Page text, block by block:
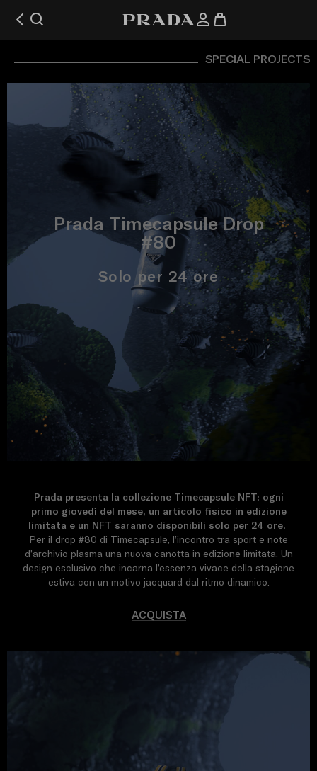
SPECIAL PROJECTS
Prada Timecapsule Drop
#80
Solo per 24 ore
Prada presenta la collezione Timecapsule NFT: ogni
primo giovedì del mese, un articolo fisico in edizione
limitata e un NFT saranno disponibili solo per 24 ore.
Per il drop #80 di Timecapsule, l’incontro tra sport e note
d’archivio plasma una nuova canotta in edizione limitata. Un
design esclusivo che incarna l’essenza vivace della stagione
estiva con un motivo jacquard dal ritmo dinamico.
ACQUISTA